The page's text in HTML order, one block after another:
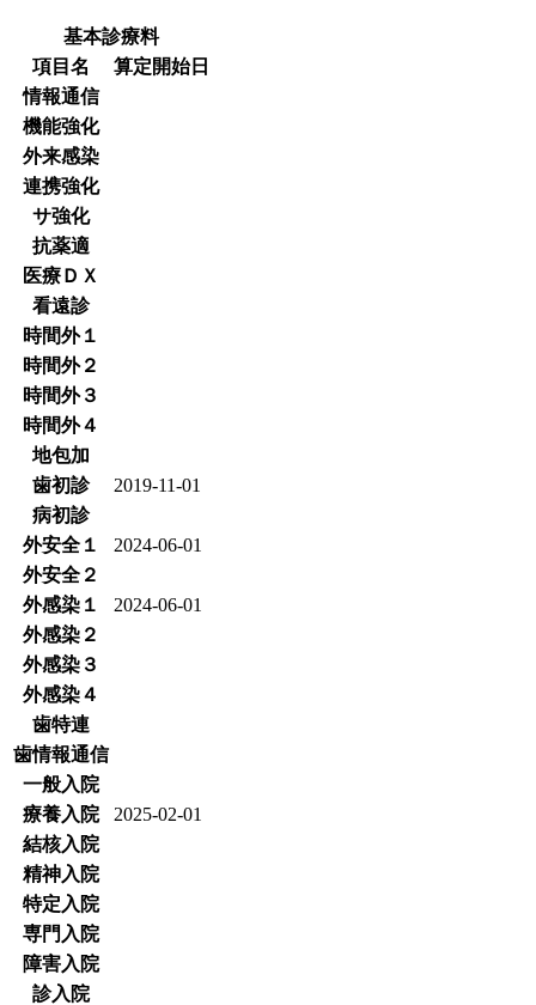
基本診療料
項目名
算定開始日
情報通信
機能強化
外来感染
連携強化
サ強化
抗薬適
医療ＤＸ
看遠診
時間外１
時間外２
時間外３
時間外４
地包加
歯初診
2019-11-01
病初診
外安全１
2024-06-01
外安全２
外感染１
2024-06-01
外感染２
外感染３
外感染４
歯特連
歯情報通信
一般入院
療養入院
2025-02-01
結核入院
精神入院
特定入院
専門入院
障害入院
診入院